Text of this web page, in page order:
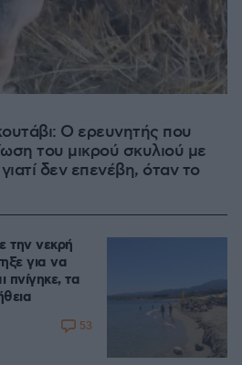
Ο ερευνητής που
του μικρού σκυλιού με
δεν επενέβη, όταν το
την νεκρή
για να
πνίγηκε, τα
53